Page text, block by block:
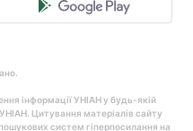
інформації УНІАН у будь-якій
Цитування матеріалів сайту
систем гіперпосилання на